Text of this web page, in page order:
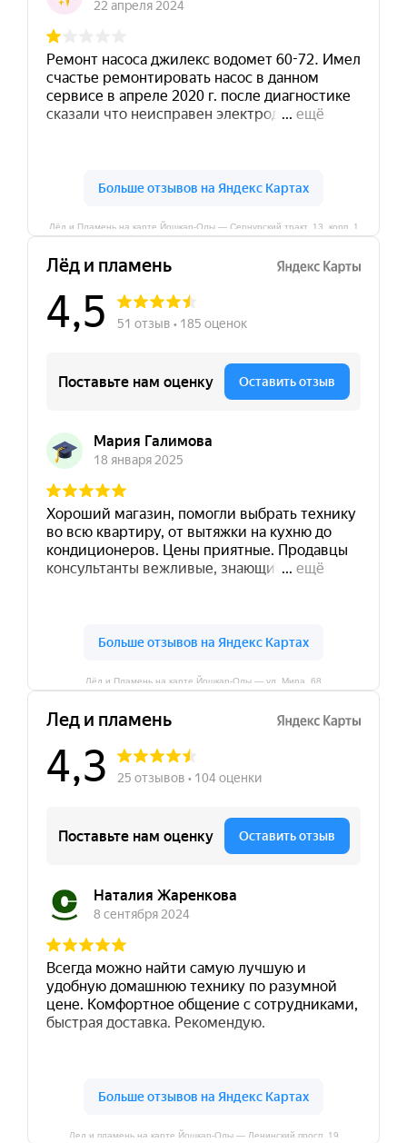
Лёд и Пламень на карте Йошкар‑Олы — Сернурский тракт, 13, корп. 1
Лёд и Пламень на карте Йошкар‑Олы — ул. Мира, 68
Лед и пламень на карте Йошкар‑Олы — Ленинский просп.,19